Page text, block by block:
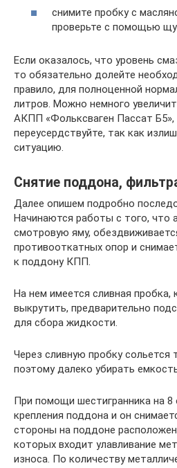
снимите пробку с
проверьте с помощью
Если оказалось, что уровень
то обязательно долейте
правило, для полноценной
литров. Можно немного
АКПП «Фольксваген Пассат Б5»,
переусердствуйте, так как
ситуацию.
Снятие поддона,
Далее опишем подробно
Начинаются работы с того, что
смотровую яму,
противооткатных опор и
к поддону КПП.
На нем имеется сливная пробка,
выкрутить, предварительно
для сбора жидкости.
Через сливную пробку сольется
поэтому далеко убирать
При помощи шестигранника на
крепления поддона и он
стороны на поддоне
которых входит улавливание
износа. По количеству